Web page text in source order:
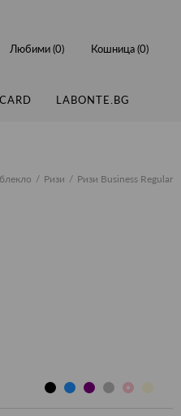
LABONTE.BG
Любими (0) Кошница (0)
Ризи Ризи Business Regular